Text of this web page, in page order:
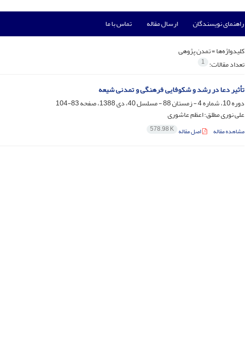
راهنمای نویسندگان ارسال مقاله تماس با ما
کلیدواژه‌ها =تمدن پژوهی
تعداد مقالات: 1
تأثیر دعا در رشد و شکوفایی فرهنگی و تمدنی شیعه
دوره 10، شماره 4 - زمستان 88 - مسلسل 40، دی 1388، صفحه
83-104
علی نوری مطلق؛ اعظم عاشوری
مشاهده مقاله اصل مقاله 578.98 K